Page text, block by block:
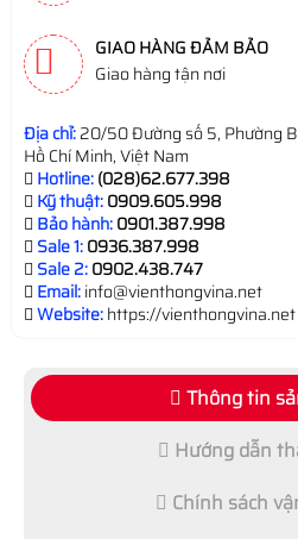
GIAO HÀNG ĐẢM BẢO
Giao hàng tận nơi
Địa chỉ:20/50 Đường số 5, Phường
Hồ Chí Minh, Việt Nam
Hotline:(028)62.677.398
Kỹ thuật:0909.605.998
Bảo hành:0901.387.998
Sale 1:0936.387.998
Sale 2:0902.438.747
Email:info@vienthongvina.net
Website:https://vienthongvina.net
Thông tin
Hướng dẫn
Chính sách